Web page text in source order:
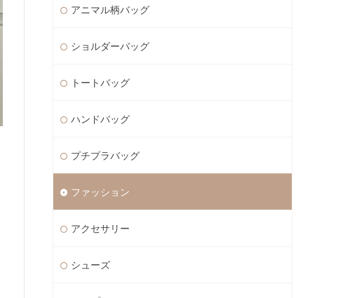
アニマル柄バッグ
ショルダーバッグ
トートバッグ
ハンドバッグ
プチプラバッグ
ファッション
アクセサリー
シューズ